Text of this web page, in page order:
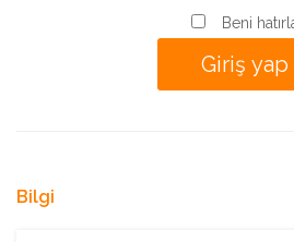
Beni
Bilgi